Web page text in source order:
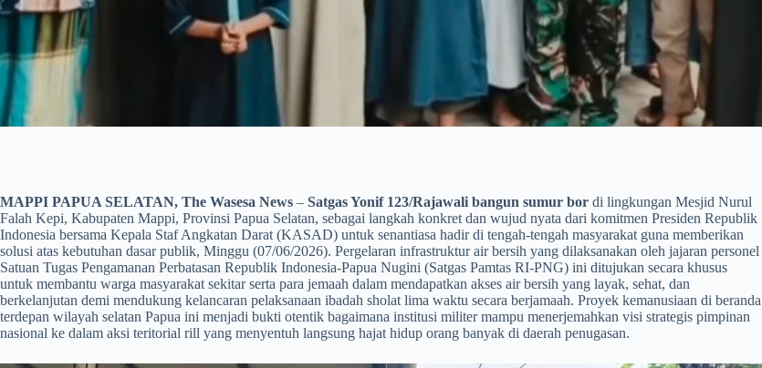
MAPPI PAPUA SELATAN, The Wasesa News – Satgas Yonif 123/Rajawali bangun sumur bor di lingkungan Mesjid Nurul
Falah Kepi, Kabupaten Mappi, Provinsi Papua Selatan, sebagai langkah konkret dan wujud nyata dari komitmen Presiden Republik
Indonesia bersama Kepala Staf Angkatan Darat (KASAD) untuk senantiasa hadir di tengah-tengah masyarakat guna memberikan
solusi atas kebutuhan dasar publik, Minggu (07/06/2026). Pergelaran infrastruktur air bersih yang dilaksanakan oleh jajaran personel
Satuan Tugas Pengamanan Perbatasan Republik Indonesia-Papua Nugini (Satgas Pamtas RI-PNG) ini ditujukan secara khusus
untuk membantu warga masyarakat sekitar serta para jemaah dalam mendapatkan akses air bersih yang layak, sehat, dan
berkelanjutan demi mendukung kelancaran pelaksanaan ibadah sholat lima waktu secara berjamaah. Proyek kemanusiaan di beranda
terdepan wilayah selatan Papua ini menjadi bukti otentik bagaimana institusi militer mampu menerjemahkan visi strategis pimpinan
nasional ke dalam aksi teritorial rill yang menyentuh langsung hajat hidup orang banyak di daerah penugasan.